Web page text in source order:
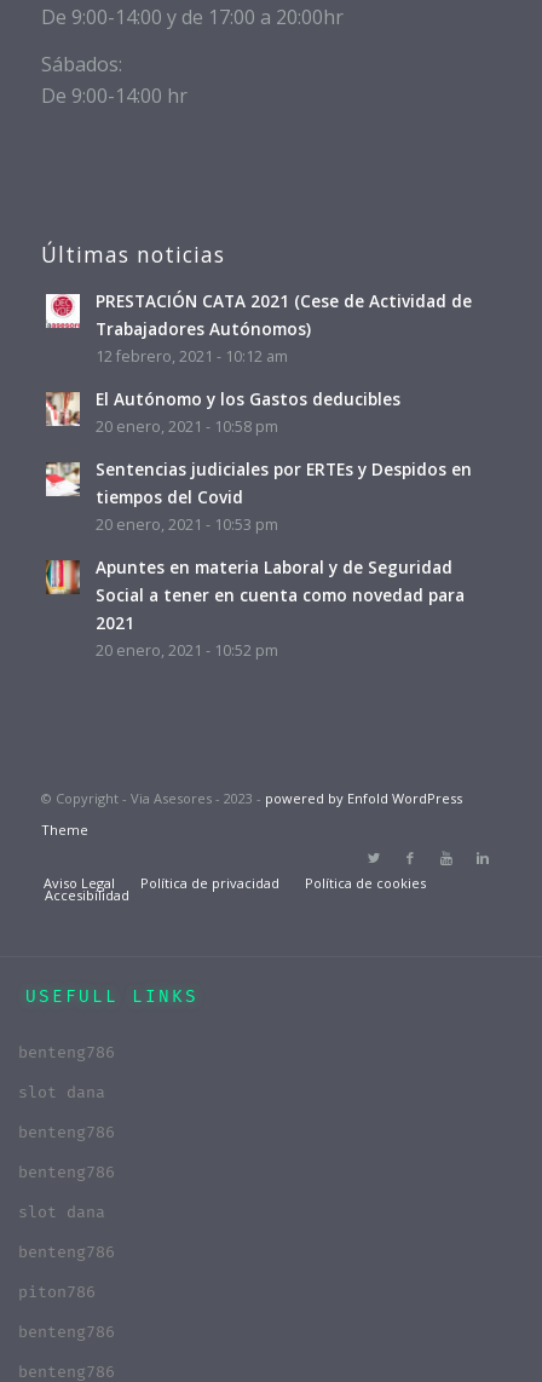
De 9:00-14:00 y de 17:00 a 20:00hr
Sábados:
De 9:00-14:00 hr
Últimas noticias
PRESTACIÓN CATA 2021 (Cese de Actividad de
Trabajadores Autónomos)
12 febrero, 2021 - 10:12 am
El Autónomo y los Gastos deducibles
20 enero, 2021 - 10:58 pm
Sentencias judiciales por ERTEs y Despidos en
tiempos del Covid
20 enero, 2021 - 10:53 pm
Apuntes en materia Laboral y de Seguridad
Social a tener en cuenta como novedad para
2021
20 enero, 2021 - 10:52 pm
© Copyright - Via Asesores - 2023 - powered by Enfold WordPress
Theme
Aviso Legal Política de privacidad Política de cookies
Accesibilidad
USEFULL LINKS
benteng786
slot dana
benteng786
benteng786
slot dana
benteng786
piton786
benteng786
benteng786